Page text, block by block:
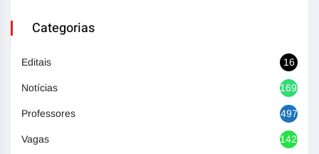
Categorias
Editais 16
Notícias 1692
Professores 497
Vagas 1420